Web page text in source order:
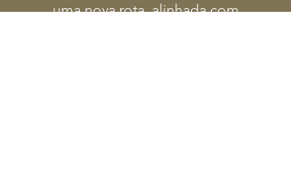
uma nova rota, alinhada com